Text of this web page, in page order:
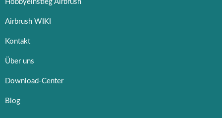
Hobbyeinstieg Airbrush
Airbrush WIKI
Kontakt
Über uns
Download-Center
Blog